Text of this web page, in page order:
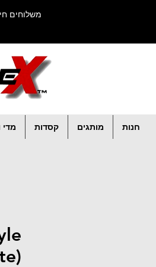
משלוחים
חנות מותגים קסדות מדי